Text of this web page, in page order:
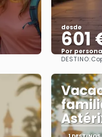
desde
601
Por
DESTINO: